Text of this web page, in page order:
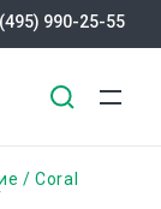
990-25-55
Coral